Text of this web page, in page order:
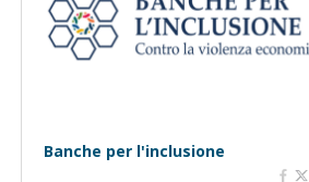
Banche per l'inclusione